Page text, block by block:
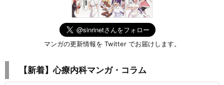
マンガの更新情報を Twitter でお届けします。
【新着】心療内科マンガ・コラム